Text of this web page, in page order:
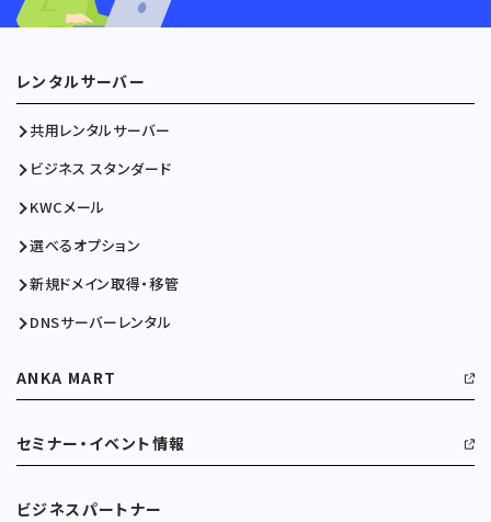
レンタルサーバー
共用レンタルサーバー
ビジネス スタンダード
KWCメール
選べるオプション
新規ドメイン取得・移管
DNSサーバーレンタル
ANKA MART
セミナー・イベント情報
ビジネスパートナー